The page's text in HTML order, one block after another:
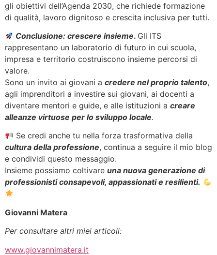
gli obiettivi dell’Agenda 2030, che richiede formazione
di qualità, lavoro dignitoso e crescita inclusiva per tutti.
Conclusione: crescere insieme. Gli ITS
rappresentano un laboratorio di futuro in cui scuola,
impresa e territorio costruiscono insieme percorsi di
valore.
Sono un invito ai giovani a credere nel proprio talento,
agli imprenditori a investire sui giovani, ai docenti a
diventare mentori e guide, e alle istituzioni a creare
alleanze virtuose per lo sviluppo locale.
Se credi anche tu nella forza trasformativa della
cultura della professione, continua a seguire il mio blog
e condividi questo messaggio.
Insieme possiamo coltivare una nuova generazione di
professionisti consapevoli, appassionati e resilienti.
Giovanni Matera
Per consultare altri miei articoli:
www.giovannimatera.it